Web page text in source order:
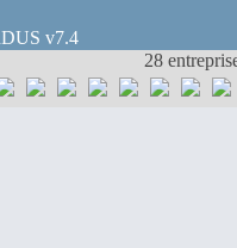
v7.4
28